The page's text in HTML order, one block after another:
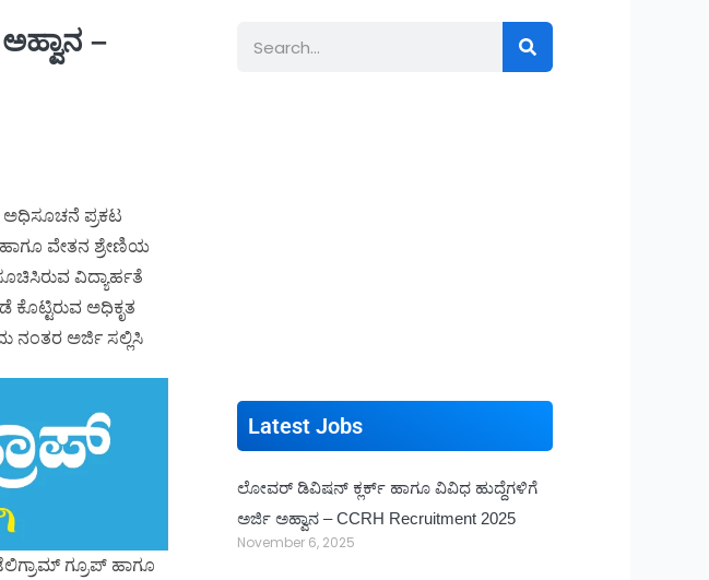
–
ಅಧಿಸೂಚನೆ ಪ್ರಕಟ
ವೇತನ ಶ್ರೇಣಿಯ
ವಿದ್ಯಾರ್ಹತೆ
ಅಧಿಕೃತ
ನಂತರ ಅರ್ಜಿ ಸಲ್ಲಿಸಿ
ಗ್ರೂಪ್ ಹಾಗೂ
Search
Latest Jobs
ಲೋವರ್ ಡಿವಿಷನ್ ಕ್ಲರ್ಕ್ ಹಾಗೂ ವಿವಿಧ ಹುದ್ದೆಗಳಿಗೆ
ಅರ್ಜಿ ಅಹ್ವಾನ – CCRH Recruitment 2025
November 6, 2025